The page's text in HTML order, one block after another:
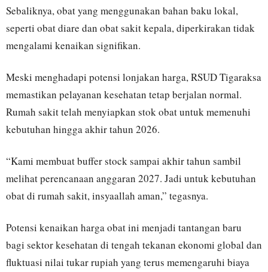
Sebaliknya, obat yang menggunakan bahan baku lokal,
seperti obat diare dan obat sakit kepala, diperkirakan tidak
mengalami kenaikan signifikan.
Meski menghadapi potensi lonjakan harga, RSUD Tigaraksa
memastikan pelayanan kesehatan tetap berjalan normal.
Rumah sakit telah menyiapkan stok obat untuk memenuhi
kebutuhan hingga akhir tahun 2026.
“Kami membuat buffer stock sampai akhir tahun sambil
melihat perencanaan anggaran 2027. Jadi untuk kebutuhan
obat di rumah sakit, insyaallah aman,” tegasnya.
Potensi kenaikan harga obat ini menjadi tantangan baru
bagi sektor kesehatan di tengah tekanan ekonomi global dan
fluktuasi nilai tukar rupiah yang terus memengaruhi biaya